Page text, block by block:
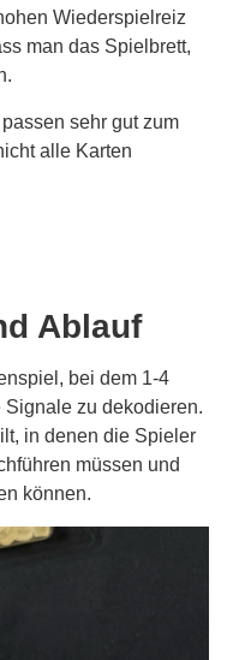
Wiederspielreiz
man das Spielbrett,
sehr gut zum
alle Karten
Ablauf
bei dem 1-4
zu dekodieren.
in denen die Spieler
müssen und
können.